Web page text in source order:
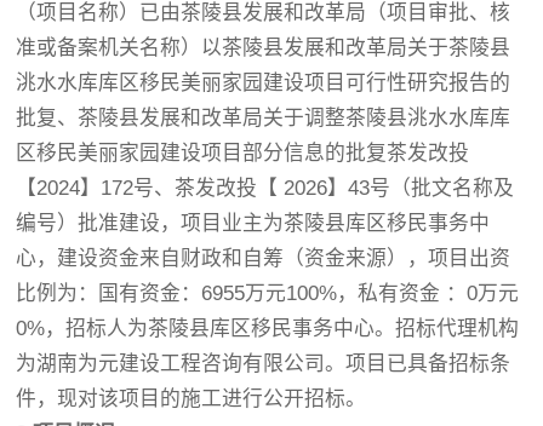
（项目名称）已由茶陵县发展和改革局（项目审批、核
准或备案机关名称）以茶陵县发展和改革局关于茶陵县
洮水水库库区移民美丽家园建设项目可行性研究报告的
批复、茶陵县发展和改革局关于调整茶陵县洮水水库库
区移民美丽家园建设项目部分信息的批复茶发改投
【2024】172号、茶发改投【 2026】43号（批文名称及
编号）批准建设，项目业主为茶陵县库区移民事务中
心，建设资金来自财政和自筹（资金来源），项目出资
比例为：国有资金：6955万元100%，私有资金 ：0万元
0%，招标人为茶陵县库区移民事务中心。招标代理机构
为湖南为元建设工程咨询有限公司。项目已具备招标条
件，现对该项目的施工进行公开招标。